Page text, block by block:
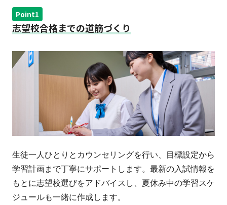
Point1
志望校合格までの道筋づくり
生徒一人ひとりとカウンセリングを行い、目標設定から
学習計画まで丁寧にサポートします。最新の入試情報を
もとに志望校選びをアドバイスし、夏休み中の学習スケ
ジュールも一緒に作成します。